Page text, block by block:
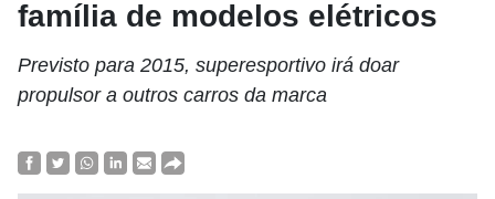
família de modelos elétricos
Previsto para 2015, superesportivo irá doar
propulsor a outros carros da marca